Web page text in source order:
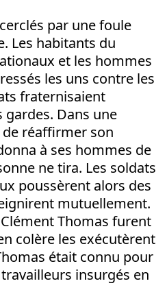
par une foule
Les habitants du
et les hommes
les uns contre les
fraternisaient
Dans une
réaffirmer son
à ses hommes de
ne tira. Les soldats
poussèrent alors des
mutuellement.
Thomas furent
colère les exécutèrent
était connu pour
insurgés en